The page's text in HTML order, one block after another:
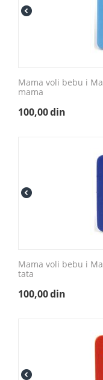
Mama voli bebu i
mama
100,00din
Mama voli bebu i
tata
100,00din